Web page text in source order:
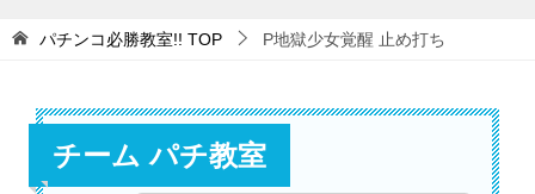
パチンコ必勝教室!! TOP P地獄少女覚醒 止め打ち
チーム パチ教室